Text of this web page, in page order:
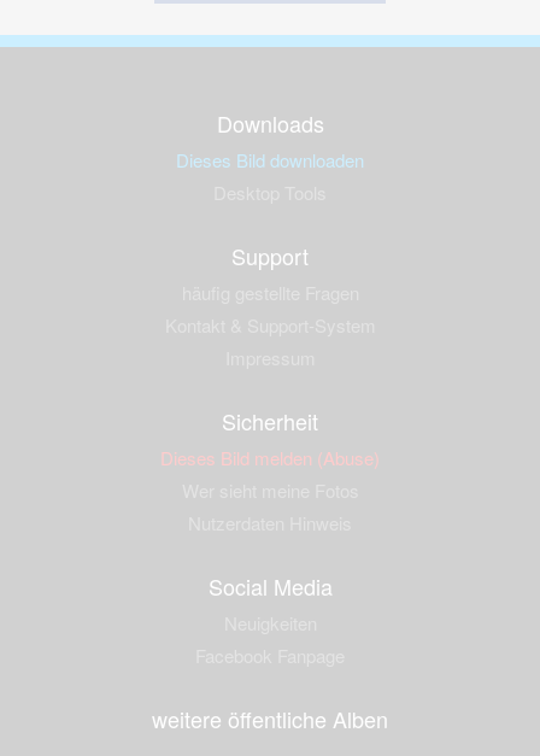
Downloads
Dieses Bild downloaden
Support
Sicherheit
Dieses Bild melden (Abuse)
Social Media
weitere öffentliche Alben